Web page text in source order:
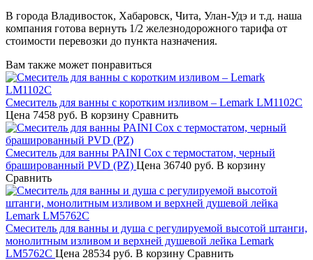
В города Владивосток, Хабаровск, Чита, Улан-Удэ и т.д. наша
компания готова вернуть 1/2 железнодорожного тарифа от
стоимости перевозки до пункта назначения.
Вам также может понравиться
Смеситель для ванны с коротким изливом – Lemark LM1102C
Цена 7458 руб. В корзину Сравнить
Смеситель для ванны PAINI Cox с термостатом, черный
брашированный PVD (PZ) Цена 36740 руб. В корзину
Сравнить
Смеситель для ванны и душа с регулируемой высотой штанги,
монолитным изливом и верхней душевой лейка Lemark
LM5762C Цена 28534 руб. В корзину Сравнить